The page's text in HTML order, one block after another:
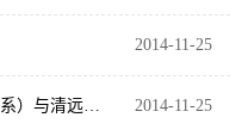
2014-11-25
2014-11-25